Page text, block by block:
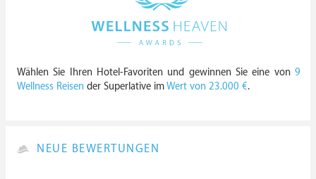
Wählen Sie Ihren Hotel-Favoriten und gewinnen Sie eine von 9
Wellness Reisen der Superlative imWert von 23.000 €.
NEUE BEWERTUNGEN